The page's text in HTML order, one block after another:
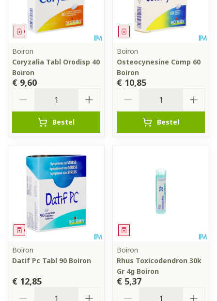
Geneesmiddel
Boiron
Coryzalia Tabl Orodisp 40
Boiron
€ 9,60
Bestel
Geneesmiddel
Boiron
Osteocynesine Comp 60
Boiron
€ 10,85
Bestel
Geneesmiddel
Boiron
Datif Pc Tabl 90 Boiron
€ 12,85
Geneesmiddel
Boiron
Rhus Toxicodendron 30k
Gr 4g Boiron
€ 5,37